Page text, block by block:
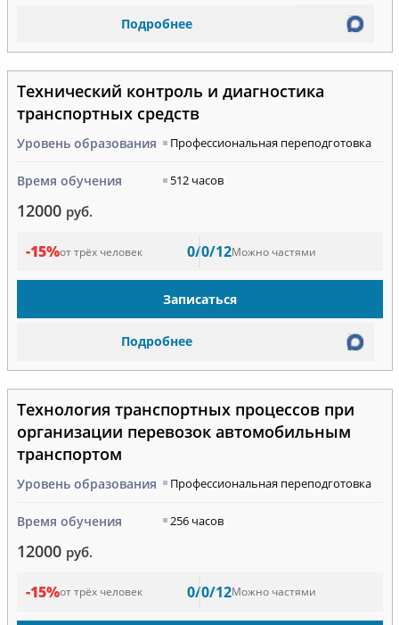
Подробнее
Технический контроль и диагностика
транспортных средств
Уровень образования Профессиональная переподготовка
Время обучения 512 часов
12000 руб.
-15%от трёх человек 0/0/12Можно частями
Записаться
Подробнее
Технология транспортных процессов при
организации перевозок автомобильным
транспортом
Уровень образования Профессиональная переподготовка
Время обучения 256 часов
12000 руб.
-15%от трёх человек 0/0/12Можно частями